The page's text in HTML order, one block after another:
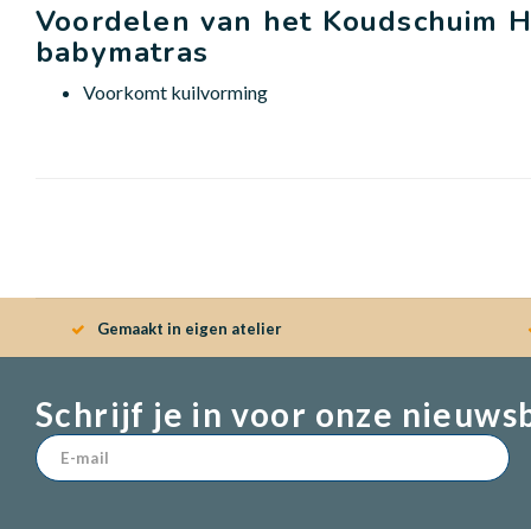
Voordelen van het Koudschuim
babymatras
Voorkomt kuilvorming
Gemaakt in eigen atelier
Schrijf je in voor onze